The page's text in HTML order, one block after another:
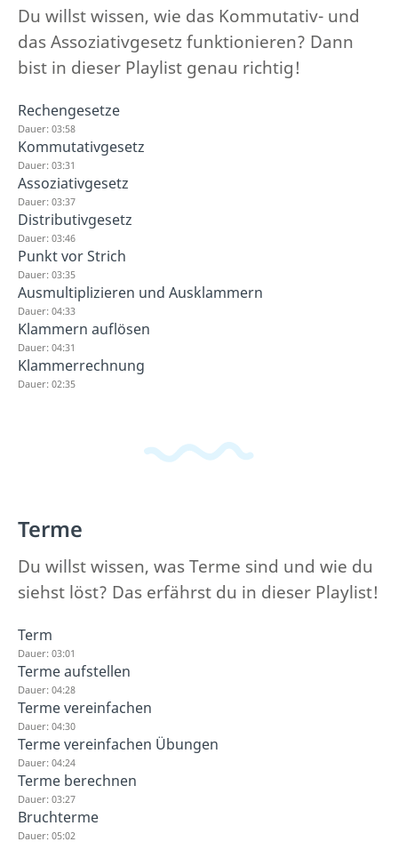
Du willst wissen, wie das Kommutativ- und
das Assoziativgesetz funktionieren? Dann
bist in dieser Playlist genau richtig!
Rechengesetze
Dauer: 03:58
Kommutativgesetz
Dauer: 03:31
Assoziativgesetz
Dauer: 03:37
Distributivgesetz
Dauer: 03:46
Punkt vor Strich
Dauer: 03:35
Ausmultiplizieren und Ausklammern
Dauer: 04:33
Klammern auflösen
Dauer: 04:31
Klammerrechnung
Dauer: 02:35
Terme
Du willst wissen, was Terme sind und wie du
siehst löst? Das erfährst du in dieser Playlist!
Term
Dauer: 03:01
Terme aufstellen
Dauer: 04:28
Terme vereinfachen
Dauer: 04:30
Terme vereinfachen Übungen
Dauer: 04:24
Terme berechnen
Dauer: 03:27
Bruchterme
Dauer: 05:02